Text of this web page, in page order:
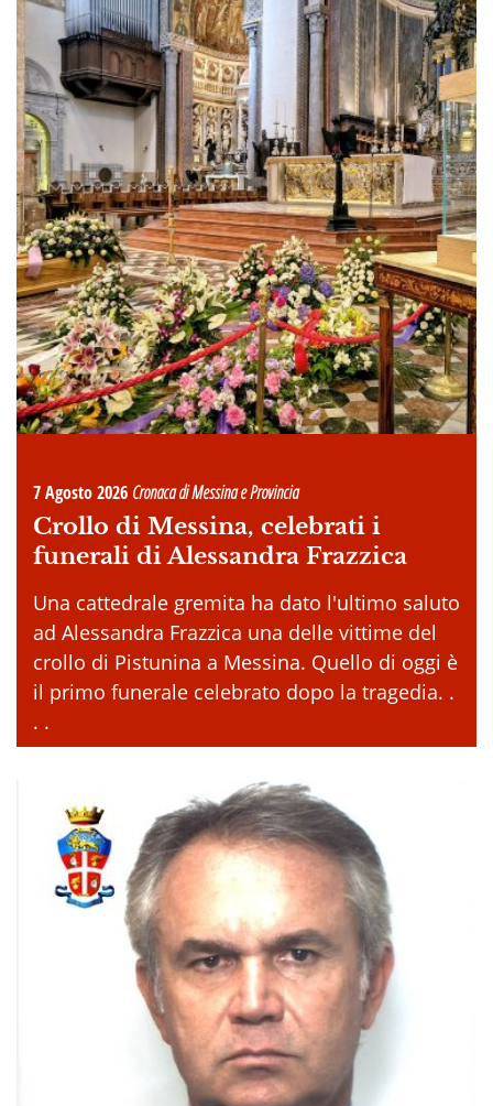
7 Agosto 2026 Cronaca di Messina e Provincia
Crollo di Messina, celebrati i
funerali di Alessandra Frazzica
Una cattedrale gremita ha dato l'ultimo saluto
ad Alessandra Frazzica una delle vittime del
crollo di Pistunina a Messina. Quello di oggi è
il primo funerale celebrato dopo la tragedia. .
. .